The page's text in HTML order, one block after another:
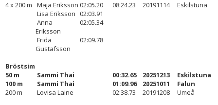
4 x 200 m Maja Eriksson 02:05.20 08:24.23 20191114
Eskilstuna
Lisa Eriksson 02:03.91
Anna
Eriksson
02:05.34
Frida
Gustafsson
02:09.78
Bröstsim
50 m
Sammi Thai 00:32.65 20251213
Eskilstuna
100 m
Sammi Thai 01:09.96 20251011
Falun
200 m
Lovisa Laine 02:38.73 20191208
Umeå